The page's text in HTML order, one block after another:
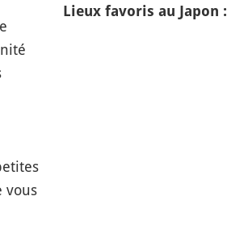
vous
Lieux favoris au Japon :